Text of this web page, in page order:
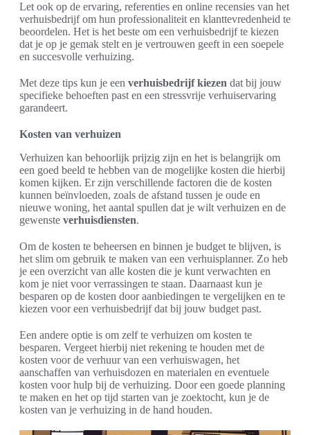
Let ook op de ervaring, referenties en online recensies van het
verhuisbedrijf om hun professionaliteit en klanttevredenheid te
beoordelen. Het is het beste om een verhuisbedrijf te kiezen
dat je op je gemak stelt en je vertrouwen geeft in een soepele
en succesvolle verhuizing.
Met deze tips kun je een verhuisbedrijf kiezen dat bij jouw
specifieke behoeften past en een stressvrije verhuiservaring
garandeert.
Kosten van verhuizen
Verhuizen kan behoorlijk prijzig zijn en het is belangrijk om
een goed beeld te hebben van de mogelijke kosten die hierbij
komen kijken. Er zijn verschillende factoren die de kosten
kunnen beïnvloeden, zoals de afstand tussen je oude en
nieuwe woning, het aantal spullen dat je wilt verhuizen en de
gewenste verhuisdiensten.
Om de kosten te beheersen en binnen je budget te blijven, is
het slim om gebruik te maken van een verhuisplanner. Zo heb
je een overzicht van alle kosten die je kunt verwachten en
kom je niet voor verrassingen te staan. Daarnaast kun je
besparen op de kosten door aanbiedingen te vergelijken en te
kiezen voor een verhuisbedrijf dat bij jouw budget past.
Een andere optie is om zelf te verhuizen om kosten te
besparen. Vergeet hierbij niet rekening te houden met de
kosten voor de verhuur van een verhuiswagen, het
aanschaffen van verhuisdozen en materialen en eventuele
kosten voor hulp bij de verhuizing. Door een goede planning
te maken en het op tijd starten van je zoektocht, kun je de
kosten van je verhuizing in de hand houden.